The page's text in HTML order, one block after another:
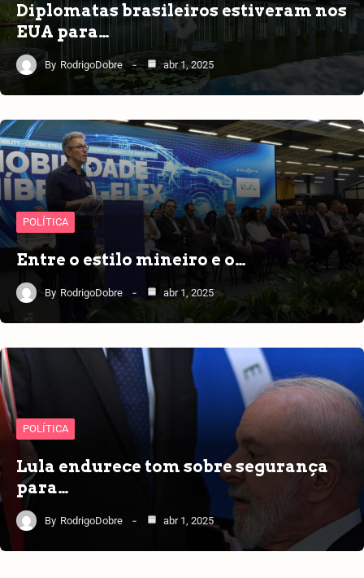
Diplomatas brasileiros estiveram nos
EUA para…
By RodrigoDobre abr 1, 2025
POLÍTICA
Entre o estilo mineiro e o…
By RodrigoDobre abr 1, 2025
POLÍTICA
Lula endurece tom sobre segurança
para…
By RodrigoDobre abr 1, 2025